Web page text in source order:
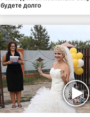
будете долго